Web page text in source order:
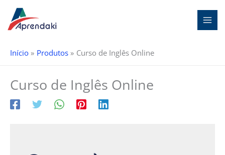
para
Início
Produtos Curso de Inglês Online
Curso de Inglês Online